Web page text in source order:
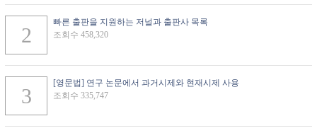
빠른 출판을 지원하는 저널과 출판사 목록
조회수 458,320
[영문법] 연구 논문에서 과거시제와 현재시제 사용
조회수 335,747